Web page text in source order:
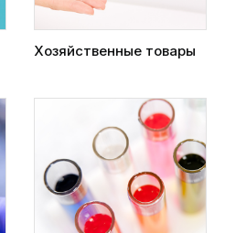
Хозяйственные товары